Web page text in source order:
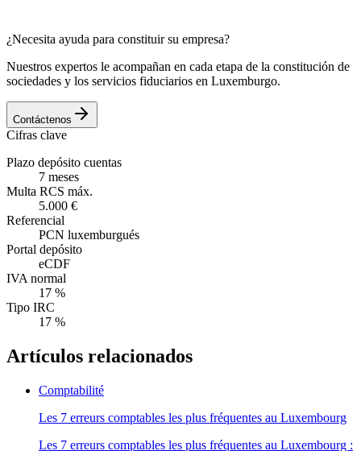
¿Necesita ayuda para constituir su empresa?
Nuestros expertos le acompañan en cada etapa de la constitución de
sociedades y los servicios fiduciarios en Luxemburgo.
Contáctenos
Cifras clave
Plazo depósito cuentas
7 meses
Multa RCS máx.
5.000 €
Referencial
PCN luxemburgués
Portal depósito
eCDF
IVA normal
17 %
Tipo IRC
17 %
Artículos relacionados
Comptabilité
Les 7 erreurs comptables les plus fréquentes au Luxembourg
Les 7 erreurs comptables les plus fréquentes au Luxembourg :